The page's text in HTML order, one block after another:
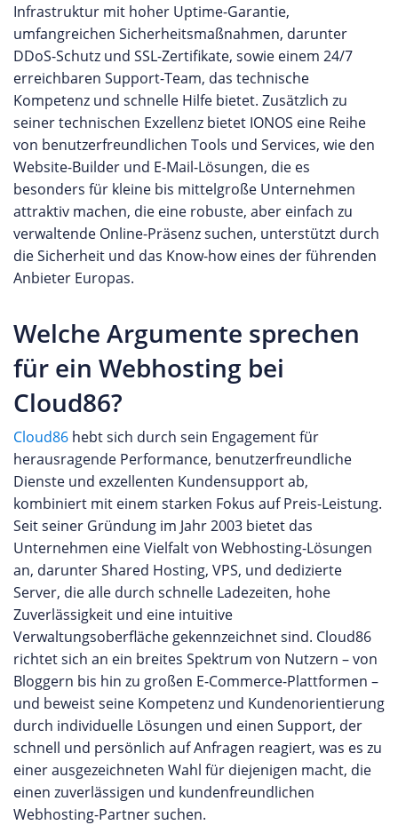
Infrastruktur mit hoher Uptime-Garantie,
umfangreichen Sicherheitsmaßnahmen, darunter
DDoS-Schutz und SSL-Zertifikate, sowie einem 24/7
erreichbaren Support-Team, das technische
Kompetenz und schnelle Hilfe bietet. Zusätzlich zu
seiner technischen Exzellenz bietet IONOS eine Reihe
von benutzerfreundlichen Tools und Services, wie den
Website-Builder und E-Mail-Lösungen, die es
besonders für kleine bis mittelgroße Unternehmen
attraktiv machen, die eine robuste, aber einfach zu
verwaltende Online-Präsenz suchen, unterstützt durch
die Sicherheit und das Know-how eines der führenden
Anbieter Europas.
Welche Argumente sprechen
für ein Webhosting bei
Cloud86?
Cloud86 hebt sich durch sein Engagement für
herausragende Performance, benutzerfreundliche
Dienste und exzellenten Kundensupport ab,
kombiniert mit einem starken Fokus auf Preis-Leistung.
Seit seiner Gründung im Jahr 2003 bietet das
Unternehmen eine Vielfalt von Webhosting-Lösungen
an, darunter Shared Hosting, VPS, und dedizierte
Server, die alle durch schnelle Ladezeiten, hohe
Zuverlässigkeit und eine intuitive
Verwaltungsoberfläche gekennzeichnet sind. Cloud86
richtet sich an ein breites Spektrum von Nutzern – von
Bloggern bis hin zu großen E-Commerce-Plattformen –
und beweist seine Kompetenz und Kundenorientierung
durch individuelle Lösungen und einen Support, der
schnell und persönlich auf Anfragen reagiert, was es zu
einer ausgezeichneten Wahl für diejenigen macht, die
einen zuverlässigen und kundenfreundlichen
Webhosting-Partner suchen.